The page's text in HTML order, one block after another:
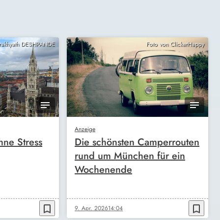
DESHPANDE
Stress
bookmark_border
Foto von ClickerHappy
Anzeige
Die schönsten Camperrouten
rund um München für ein
Wochenende
9. Apr. 202614:04 bookmark_border